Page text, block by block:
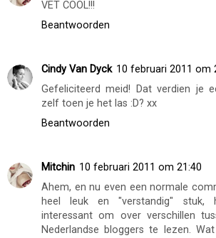
BEAUTYLOVES OP
DELEN
Mitchin 10 februari 2011 om 21:06
VET COOL!!!
Cindy Van Dyck
10 februari 2011 om
Gefeliciteerd meid! Dat verdien je
zelf toen je het las :D? xx
Beantwoorden